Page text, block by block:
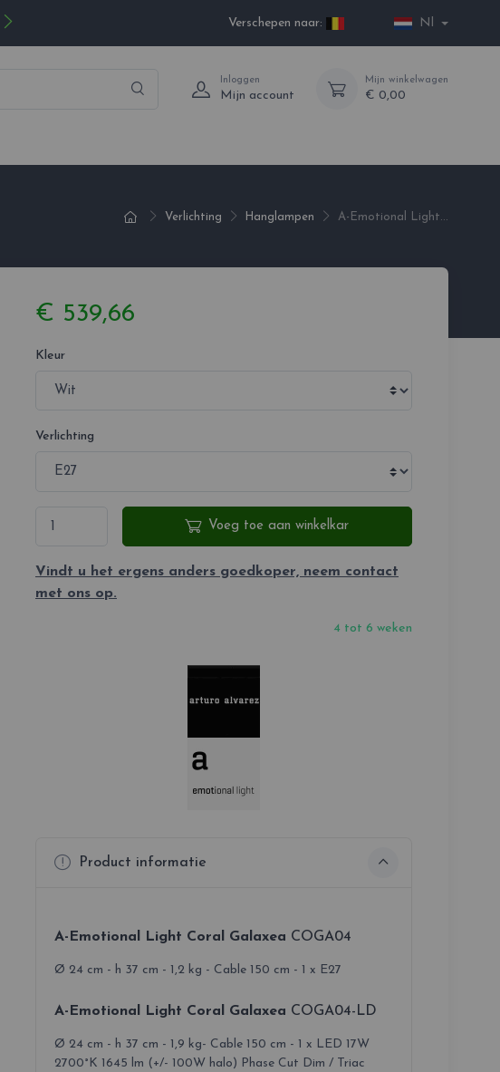
Verschepen naar: Nl
Inloggen
Mijn account
Mijn winkelwagen
€ 0,00
Verlichting Hanglampen A-Emotional Light...
€ 539,66
Kleur
Verlichting
Voeg toe aan winkelkar
Vindt u het ergens anders goedkoper, neem contact
met ons op.
4 tot 6 weken
Product informatie
A-Emotional Light Coral Galaxea COGA04
Ø 24 cm - h 37 cm - 1,2 kg - Cable 150 cm - 1 x E27
A-Emotional Light Coral Galaxea COGA04-LD
Ø 24 cm - h 37 cm - 1,9 kg- Cable 150 cm - 1 x LED 17W
2700°K 1645 lm (+/- 100W halo) Phase Cut Dim / Triac